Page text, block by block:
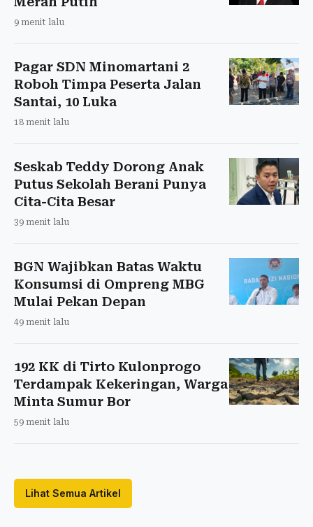
9 menit lalu
Pagar SDN Minomartani 2
Roboh Timpa Peserta Jalan
Santai, 10 Luka
18 menit lalu
Seskab Teddy Dorong Anak
Putus Sekolah Berani Punya
Cita-Cita Besar
39 menit lalu
BGN Wajibkan Batas Waktu
Konsumsi di Ompreng MBG
Mulai Pekan Depan
49 menit lalu
192 KK di Tirto Kulonprogo
Terdampak Kekeringan, Warga
Minta Sumur Bor
59 menit lalu
Lihat Semua Artikel